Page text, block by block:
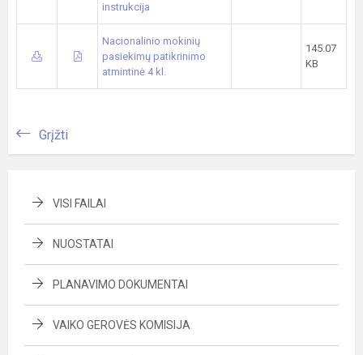
instrukcija
Nacionalinio mokinių
pasiekimų patikrinimo
atmintinė 4 kl.
145.07
KB
Grįžti
VISI FAILAI
NUOSTATAI
PLANAVIMO DOKUMENTAI
VAIKO GEROVĖS KOMISIJA